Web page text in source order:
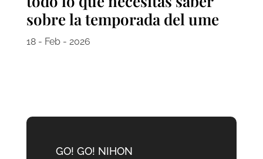
sobre la temporada del ume
18 - Feb - 2026
GO! GO! NIHON